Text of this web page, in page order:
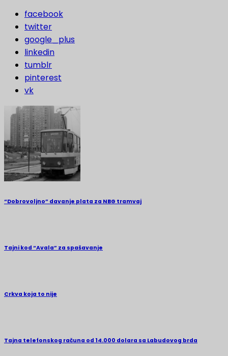
facebook
twitter
google_plus
linkedin
tumblr
pinterest
vk
“Dobrovoljno” davanje plata za NBG tramvaj
Tajni kod “Avala” za spašavanje
Crkva koja to nije
Tajna telefonskog računa od 14.000 dolara sa Labudovog brda